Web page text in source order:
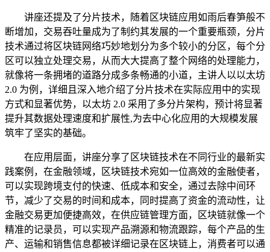
讲座还提及了分片技术，随着区块链应用如雨后春笋般不
断增加，交易吞吐量成为了制约其发展的一个重要瓶颈，分片
技术通过将区块链网络巧妙地划分为多个较小的分区，每个分
区可以独立处理交易，从而大大提高了整个网络的处理能力，
就像将一条拥堵的道路分成多条畅通的小道，主讲人以以太坊
2.0 为例，详细且深入地介绍了分片技术在实际应用中的实现
方式和显著优势，以太坊 2.0 采用了多分片架构，预计将显著
提升其数据处理速度和扩展性,为去中心化应用的大规模发展
筑牢了坚实的基础。
在应用层面，讲座分享了区块链技术在不同行业的最新实
践案例，在金融领域，区块链技术宛如一位高效的金融使者，
可以实现跨境支付的快速、低成本和安全，通过去除中间环
节，减少了交易的时间和成本，同时提高了资金的流动性，让
金融交易更加便捷高效，在供应链管理方面，区块链就像一个
精准的记录员，可以实现产品溯源和物流跟踪，每个产品的生
产、运输和销售信息都被详细记录在区块链上，消费者可以通